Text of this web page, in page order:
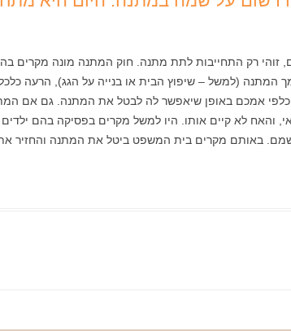
רק התחייבות לתת מתנה. חוק המתנה מונה מקרים
(למשל – שיפוץ הבית או בנייה על הגג), הרעה
אמכם באופן שיאפשר לה לבטל את המתנה. גם אם
לא קיים אותו. היו למשל מקרים בפסיקה בהם ילדים
באותם מקרים בית המשפט ביטל את המתנה והחזיר את